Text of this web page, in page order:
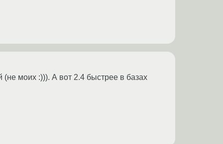
моих :))). А вот 2.4 быстрее в базах